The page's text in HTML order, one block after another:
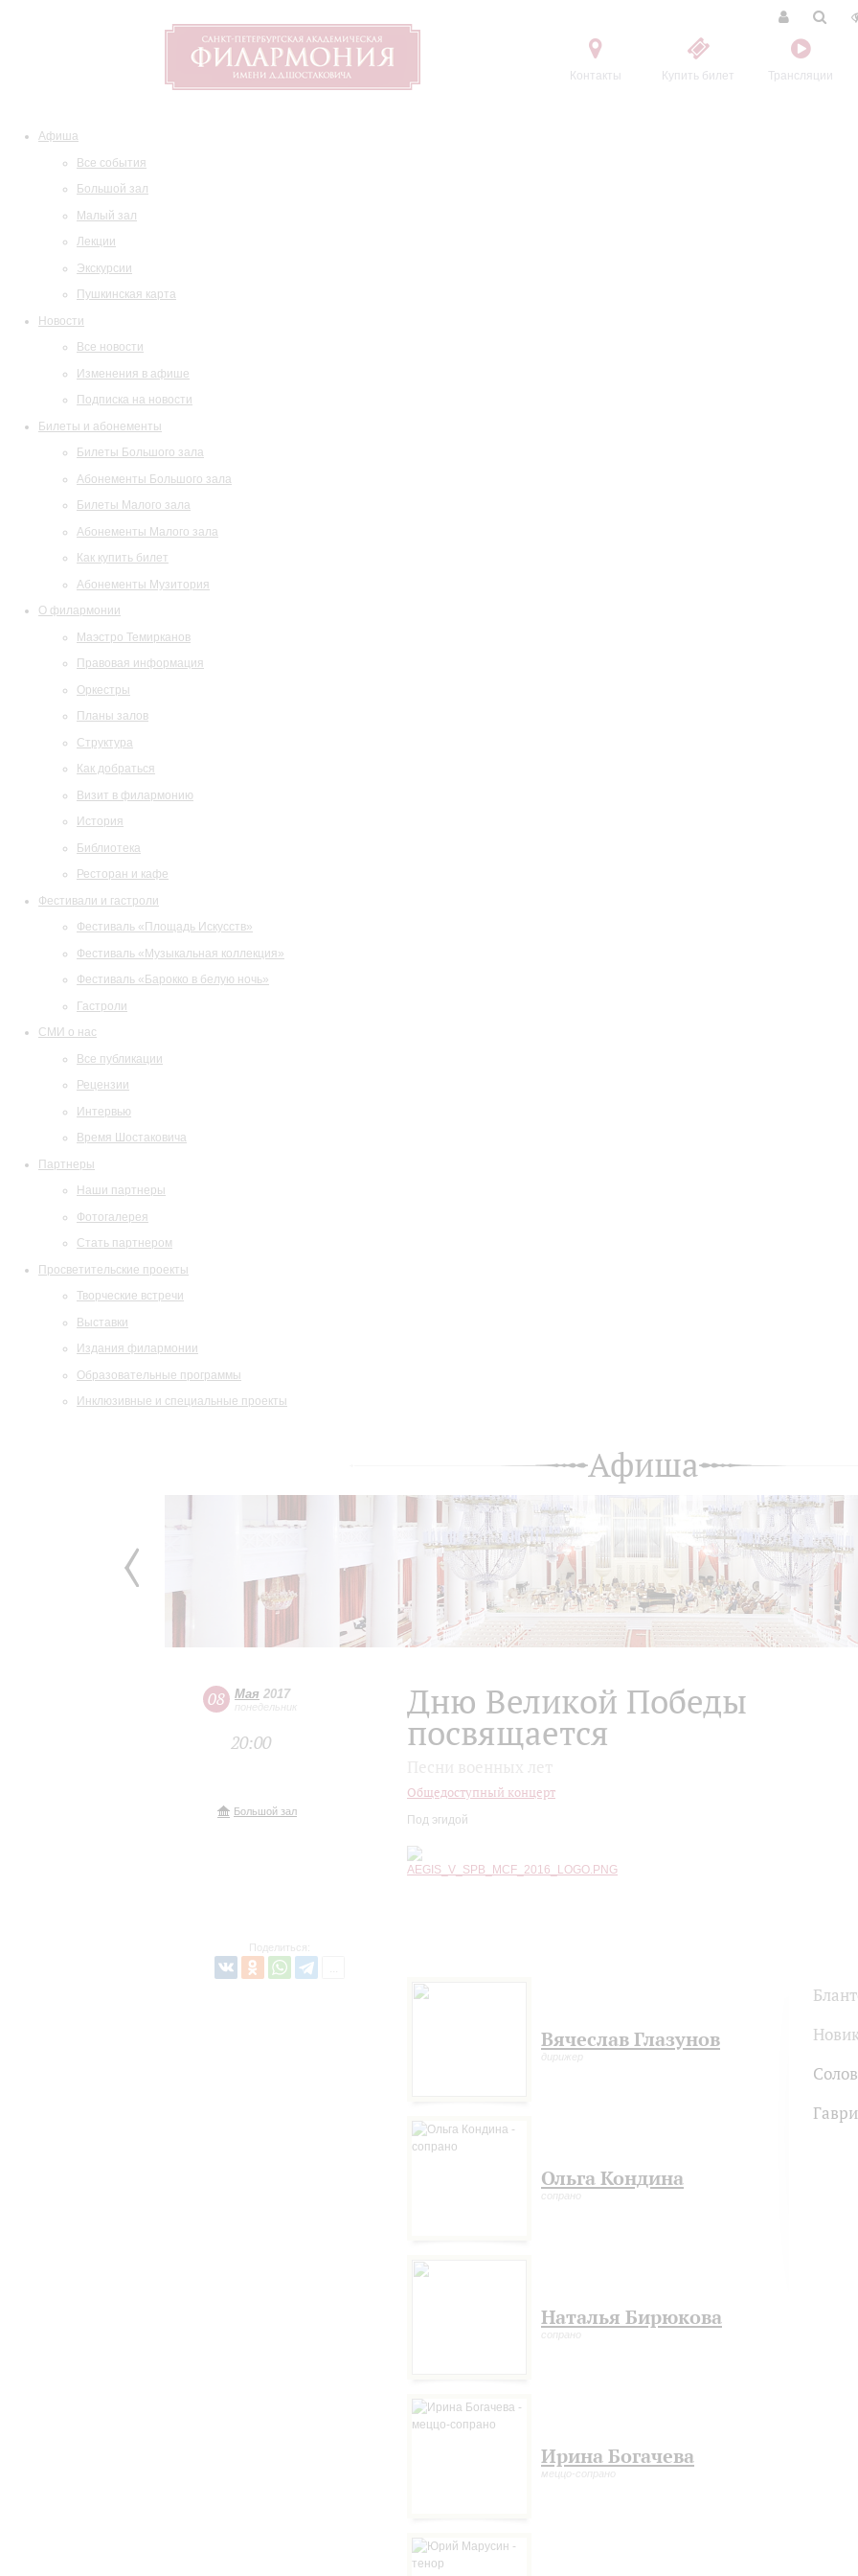
Контакты Купить билет Трансляции
Афиша
Все события
Большой зал
Малый зал
Лекции
Экскурсии
Пушкинская карта
Новости
Все новости
Изменения в афише
Подписка на новости
Билеты и абонементы
Билеты Большого зала
Абонементы Большого зала
Билеты Малого зала
Абонементы Малого зала
Как купить билет
Абонементы Музитория
О филармонии
Маэстро Темирканов
Правовая информация
Оркестры
Планы залов
Структура
Как добраться
Визит в филармонию
История
Библиотека
Ресторан и кафе
Фестивали и гастроли
Фестиваль «Площадь Искусств»
Фестиваль «Музыкальная коллекция»
Фестиваль «Барокко в белую ночь»
Гастроли
СМИ о нас
Все публикации
Рецензии
Интервью
Время Шостаковича
Партнеры
Наши партнеры
Фотогалерея
Стать партнером
Просветительские проекты
Творческие встречи
Выставки
Издания филармонии
Образовательные программы
Инклюзивные и специальные проекты
Афиша
08 Мая 2017
понедельник
20:00
Большой зал
Поделиться:
Дню Великой Победы
посвящается
Общедоступный концерт
Под эгидой
Вячеслав Глазунов
дирижер
Ольга Кондина
сопрано
Наталья Бирюкова
сопрано
Ирина Богачева
меццо-сопрано